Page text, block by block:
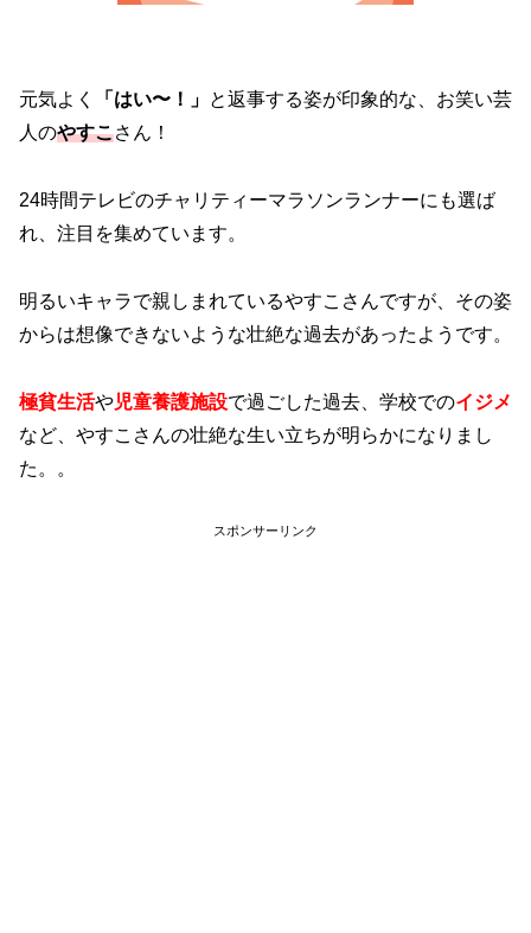
元気よく 「はい〜！」 と返事する姿が印象的な、お笑い芸
人のやすこさん！
24時間テレビのチャリティーマラソンランナーにも選ば
れ、注目を集めています。
明るいキャラで親しまれているやすこさんですが、その姿
からは想像できないような壮絶な過去があったようです。
極貧生活や児童養護施設で過ごした過去、学校でのイジメ
など、やすこさんの壮絶な生い立ちが明らかになりまし
た。。
スポンサーリンク